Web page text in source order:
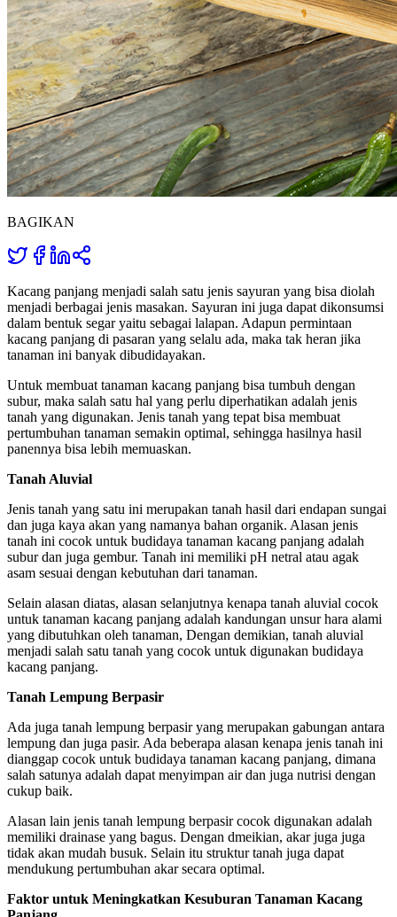
BAGIKAN
Kacang panjang menjadi salah satu jenis sayuran yang bisa diolah
menjadi berbagai jenis masakan. Sayuran ini juga dapat dikonsumsi
dalam bentuk segar yaitu sebagai lalapan. Adapun permintaan
kacang panjang di pasaran yang selalu ada, maka tak heran jika
tanaman ini banyak dibudidayakan.
Untuk membuat tanaman kacang panjang bisa tumbuh dengan
subur, maka salah satu hal yang perlu diperhatikan adalah jenis
tanah yang digunakan. Jenis tanah yang tepat bisa membuat
pertumbuhan tanaman semakin optimal, sehingga hasilnya hasil
panennya bisa lebih memuaskan.
Tanah Aluvial
Jenis tanah yang satu ini merupakan tanah hasil dari endapan sungai
dan juga kaya akan yang namanya bahan organik. Alasan jenis
tanah ini cocok untuk budidaya tanaman kacang panjang adalah
subur dan juga gembur. Tanah ini memiliki pH netral atau agak
asam sesuai dengan kebutuhan dari tanaman.
Selain alasan diatas, alasan selanjutnya kenapa tanah aluvial cocok
untuk tanaman kacang panjang adalah kandungan unsur hara alami
yang dibutuhkan oleh tanaman, Dengan demikian, tanah aluvial
menjadi salah satu tanah yang cocok untuk digunakan budidaya
kacang panjang.
Tanah Lempung Berpasir
Ada juga tanah lempung berpasir yang merupakan gabungan antara
lempung dan juga pasir. Ada beberapa alasan kenapa jenis tanah ini
dianggap cocok untuk budidaya tanaman kacang panjang, dimana
salah satunya adalah dapat menyimpan air dan juga nutrisi dengan
cukup baik.
Alasan lain jenis tanah lempung berpasir cocok digunakan adalah
memiliki drainase yang bagus. Dengan dmeikian, akar juga juga
tidak akan mudah busuk. Selain itu struktur tanah juga dapat
mendukung pertumbuhan akar secara optimal.
Faktor untuk Meningkatkan Kesuburan Tanaman Kacang